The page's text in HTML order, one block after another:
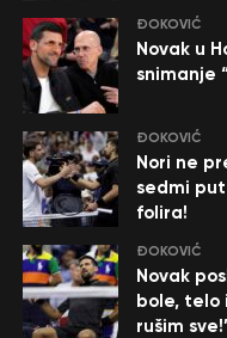
ĐOKOVIĆ
Novak u
snimanje
ĐOKOVIĆ
Nori ne
sedmi
folira!
ĐOKOVIĆ
Novak
bole, telo
rušim